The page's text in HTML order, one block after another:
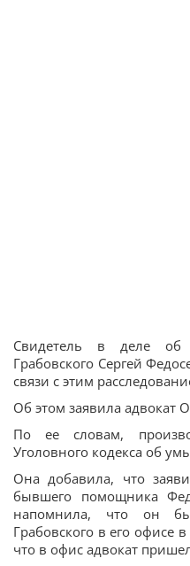
Свидетель в деле об
Грабовского Сергей
связи с этим
Об этом заявила адвокат
По ее словам,
Уголовного кодекса об
Она добавила, что
бывшего помощника
напомнила, что он
Грабовского в его офисе
что в офис адвокат